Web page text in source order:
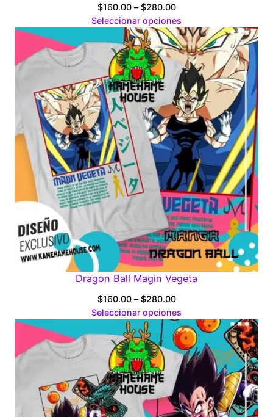
$160.00 – $280.00Price
range:
$160.00
through
$280.00
Seleccionar opciones
Dragon Ball Magin Vegeta
$160.00 – $280.00Price
range:
$160.00
through
$280.00
Seleccionar opciones